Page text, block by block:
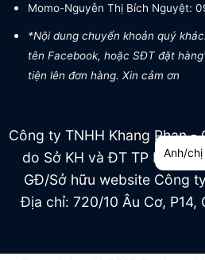
Momo-Nguyễn Thị Bích Nguyệt:
*Nội dung chuyển khoản quý
tên Facebook, hoặc SĐT đặt
tiện lên đơn hàng. Xin cảm ơn
Công ty TNHH Khang Phan -
do Sở KH và ĐT TP HCM
GĐ/Sở hữu website Công
Địa chỉ: 720/10 Âu Cơ, P14,
Anh/